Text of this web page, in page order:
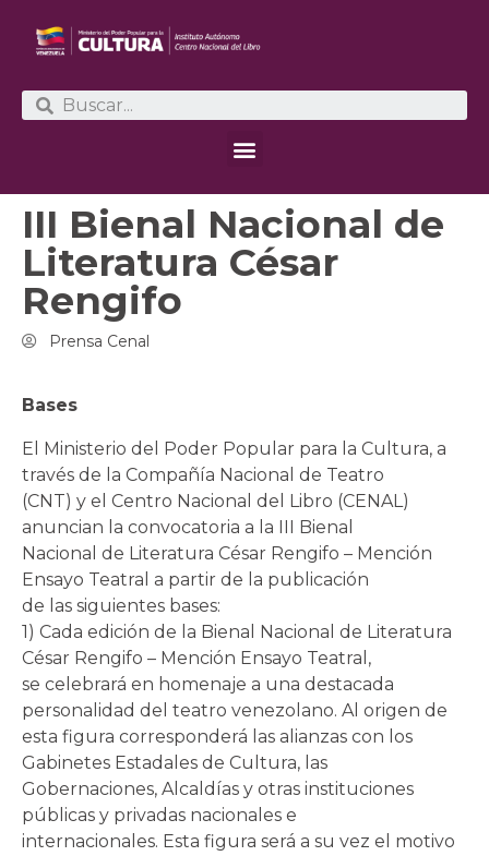
III Bienal Nacional de
Literatura César
Rengifo
Prensa Cenal
Bases
El Ministerio del Poder Popular para la Cultura, a
través de la Compañía Nacional de Teatro
(CNT) y el Centro Nacional del Libro (CENAL)
anuncian la convocatoria a la III Bienal
Nacional de Literatura César Rengifo – Mención
Ensayo Teatral a partir de la publicación
de las siguientes bases:
1) Cada edición de la Bienal Nacional de Literatura
César Rengifo – Mención Ensayo Teatral,
se celebrará en homenaje a una destacada
personalidad del teatro venezolano. Al origen de
esta figura corresponderá las alianzas con los
Gabinetes Estadales de Cultura, las
Gobernaciones, Alcaldías y otras instituciones
públicas y privadas nacionales e
internacionales. Esta figura será a su vez el motivo